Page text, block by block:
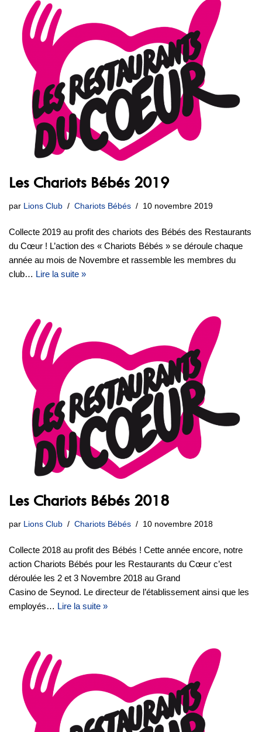
Les Chariots Bébés 2019
par Lions Club Chariots Bébés 10 novembre 2019
Collecte 2019 au profit des chariots des Bébés des Restaurants
du Cœur ! L’action des « Chariots Bébés » se déroule chaque
année au mois de Novembre et rassemble les membres du
club… Lire la suite »
Les Chariots Bébés 2018
par Lions Club Chariots Bébés 10 novembre 2018
Collecte 2018 au profit des Bébés ! Cette année encore, notre
action Chariots Bébés pour les Restaurants du Cœur c’est
déroulée les 2 et 3 Novembre 2018 au Grand
Casino de Seynod. Le directeur de l’établissement ainsi que les
employés… Lire la suite »